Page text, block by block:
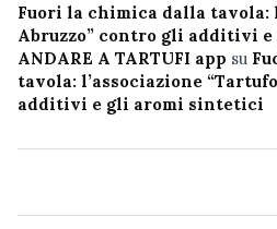
Fuori la chimica dalla tavola:
Abruzzo” contro gli additivi
ANDARE A TARTUFI app su
tavola: l’associazione
additivi e gli aromi sintetici